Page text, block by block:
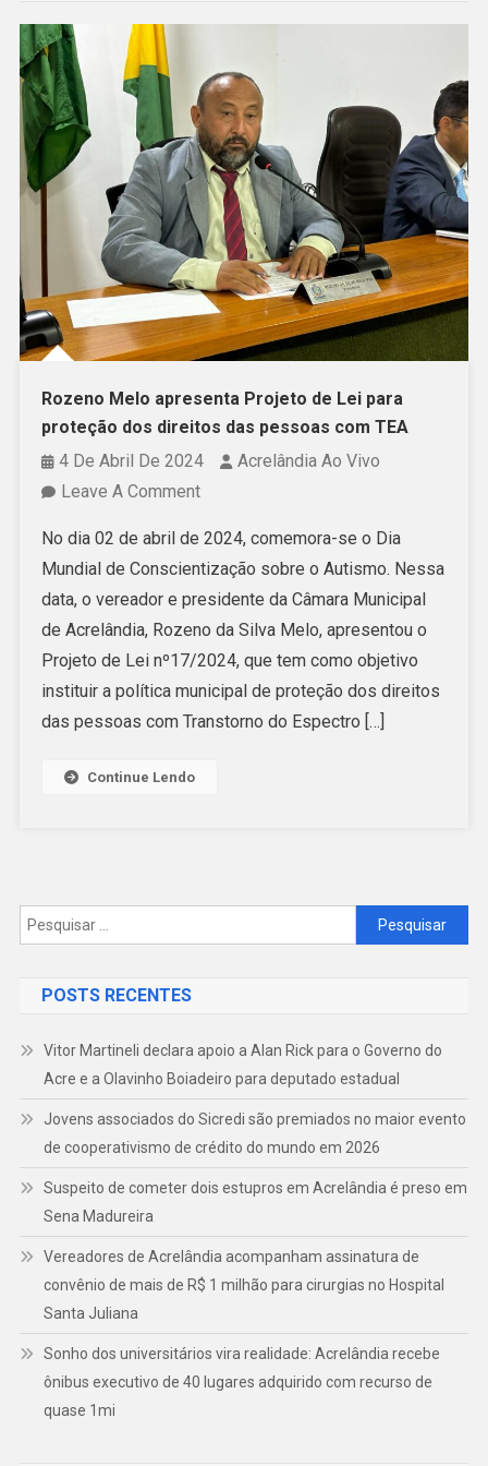
Rozeno Melo apresenta Projeto de Lei para
proteção dos direitos das pessoas com TEA
4 De Abril De 2024
Acrelândia Ao Vivo
Leave A CommentOn
Melo
Apresenta
Projeto
De
Lei
Para
Proteção
No dia 02 de abril de 2024, comemora-se o Dia
Mundial de Conscientização sobre o Autismo. Nessa
data, o vereador e presidente da Câmara Municipal
de Acrelândia, Rozeno da Silva Melo, apresentou o
Projeto de Lei nº17/2024, que tem como objetivo
instituir a política municipal de proteção dos direitos
das pessoas com Transtorno do Espectro […]
Continue Lendo
Pesquisar
por:
POSTS RECENTES
Vitor Martineli declara apoio a Alan Rick para o Governo do
Acre e a Olavinho Boiadeiro para deputado estadual
Jovens associados do Sicredi são premiados no maior evento
de cooperativismo de crédito do mundo em 2026
Suspeito de cometer dois estupros em Acrelândia é preso em
Sena Madureira
Vereadores de Acrelândia acompanham assinatura de
convênio de mais de R$ 1 milhão para cirurgias no Hospital
Santa Juliana
Sonho dos universitários vira realidade: Acrelândia recebe
ônibus executivo de 40 lugares adquirido com recurso de
quase 1mi